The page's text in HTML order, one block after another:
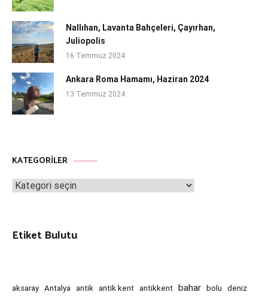
Nallıhan, Lavanta Bahçeleri, Çayırhan,
Juliopolis
16 Temmuz 2024
Ankara Roma Hamamı, Haziran 2024
13 Temmuz 2024
KATEGORILER
Kategoriler
Etiket Bulutu
aksaray Antalya antik antik kent antikkent bahar bolu deniz